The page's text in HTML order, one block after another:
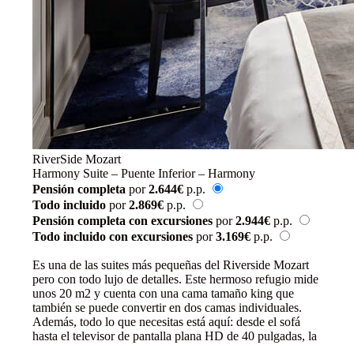
RiverSide Mozart
Harmony Suite – Puente Inferior – Harmony
Pensión completa por2.644€ p.p.
Todo incluidopor2.869€ p.p.
Pensión completa con excursionespor2.944€ p.p.
Todo incluido con excursionespor3.169€ p.p.
Es una de las suites más pequeñas del Riverside Mozart
pero con todo lujo de detalles. Este hermoso refugio mide
unos 20 m2 y cuenta con una cama tamaño king que
también se puede convertir en dos camas individuales.
Además, todo lo que necesitas está aquí: desde el sofá
hasta el televisor de pantalla plana HD de 40 pulgadas, la